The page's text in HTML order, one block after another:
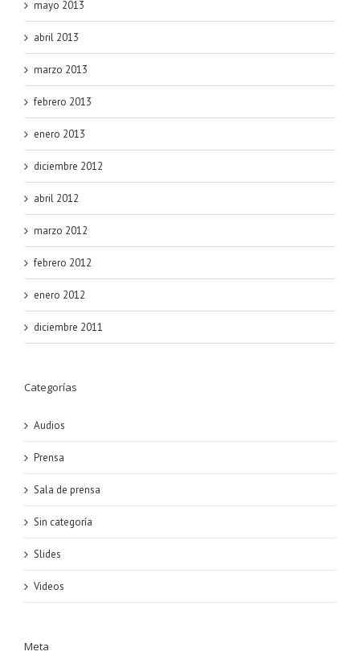
mayo 2013
abril 2013
marzo 2013
febrero 2013
enero 2013
diciembre 2012
abril 2012
marzo 2012
febrero 2012
enero 2012
diciembre 2011
Categorías
Audios
Prensa
Sala de prensa
Sin categoría
Slides
Videos
Meta